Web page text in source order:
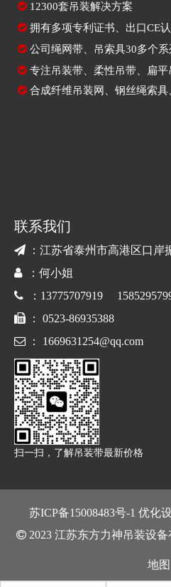
 12300套吊装解决方案
 拥有多项专利证书、出口CE
 公司绳网带、吊索具30多个
 专注吊装带 柔性吊带 扁平
 合成纤维吊装网 钢丝绳索具
联系我们
 ：江苏省泰州市高港区口岸
：何小姐
 ：13775707919
 ： 0523-86935388
 ： 1669631254@qq.com
扫一扫，了解吊装带最新价格
苏ICP备15008483号-1 优化
 2023 江苏东方力神吊装设
地图